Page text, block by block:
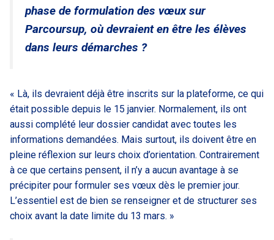
phase de formulation des vœux sur
Parcoursup, où devraient en être les élèves
dans leurs démarches ?
« Là, ils devraient déjà être inscrits sur la plateforme, ce qui
était possible depuis le 15 janvier. Normalement, ils ont
aussi complété leur dossier candidat avec toutes les
informations demandées. Mais surtout, ils doivent être en
pleine réflexion sur leurs choix d’orientation. Contrairement
à ce que certains pensent, il n’y a aucun avantage à se
précipiter pour formuler ses vœux dès le premier jour.
L’essentiel est de bien se renseigner et de structurer ses
choix avant la date limite du 13 mars. »